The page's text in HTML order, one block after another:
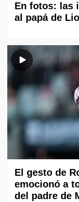
En fotos: las
al papá de
El gesto de
emocionó a
del padre de